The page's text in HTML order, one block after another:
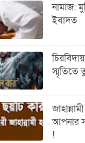
নামাজ:
ইবাদত
স্মৃতিতে
আপনার
!